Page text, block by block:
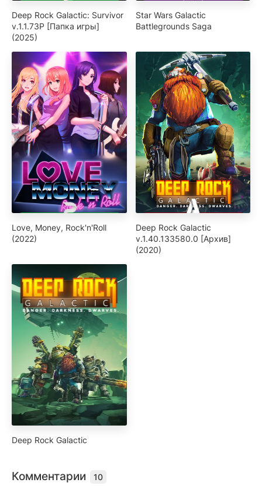
Deep Rock Galactic: Survivor
v.1.1.73P [Папка игры]
(2025)
Star Wars Galactic
Battlegrounds Saga
Love, Money, Rock'n'Roll
(2022)
Deep Rock Galactic
v.1.40.133580.0 [Архив]
(2020)
Deep Rock Galactic
Комментарии 10